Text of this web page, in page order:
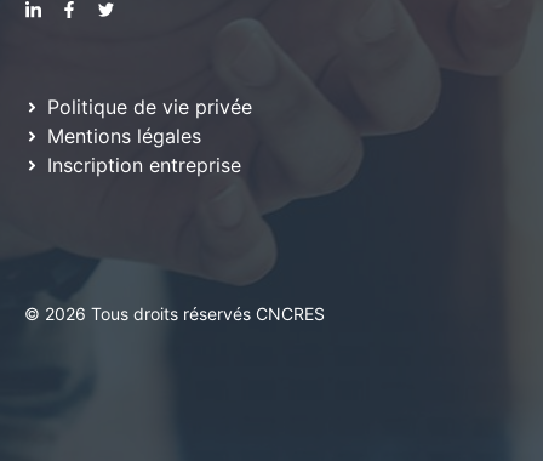
Politique de vie privée
Mentions légales
Inscription entreprise
© 2026 Tous droits réservés CNCRES